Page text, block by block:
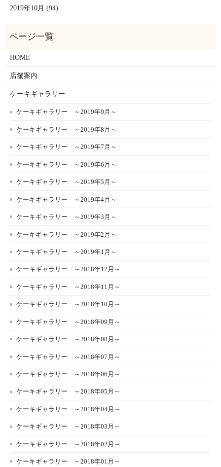
2019年10月 (94)
HOME
店舗案内
ケーキギャラリー
ケーキギャラリー ～2019年9月～
ケーキギャラリー ～2019年8月～
ケーキギャラリー ～2019年7月～
ケーキギャラリー ～2019年6月～
ケーキギャラリー ～2019年5月～
ケーキギャラリー ～2019年4月～
ケーキギャラリー ～2019年3月～
ケーキギャラリー ～2019年2月～
ケーキギャラリー ～2019年1月～
ケーキギャラリー ～2018年12月～
ケーキギャラリー ～2018年11月～
ケーキギャラリー ～2018年10月～
ケーキギャラリー ～2018年09月～
ケーキギャラリー ～2018年08月～
ケーキギャラリー ～2018年07月～
ケーキギャラリー ～2018年06月～
ケーキギャラリー ～2018年05月～
ケーキギャラリー ～2018年04月～
ケーキギャラリー ～2018年03月～
ケーキギャラリー ～2018年02月～
ケーキギャラリー ～2018年01月～